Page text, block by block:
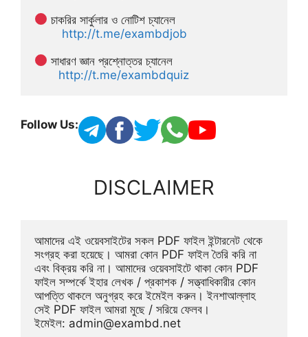
চাকরির সার্কুলার ও নোটিশ চ্যানেল
http://t.me/exambdjob
সাধারণ জ্ঞান প্রশ্নোত্তর চ্যানেল
http://t.me/exambdquiz
Follow Us:
DISCLAIMER
আমাদের এই ওয়েবসাইটের সকল PDF ফাইল ইন্টারনেট থেকে
সংগ্রহ করা হয়েছে। আমরা কোন PDF ফাইল তৈরি করি না
এবং বিক্রয় করি না। আমাদের ওয়েবসাইটে থাকা কোন PDF
ফাইল সম্পর্কে ইহার লেখক / প্রকাশক / সত্ত্বাধিকারীর কোন
আপত্তি থাকলে অনুগ্রহ করে ইমেইল করুন। ইনশাআল্লাহ
সেই PDF ফাইল আমরা মুছে / সরিয়ে ফেলব।
ইমেইল: admin@exambd.net